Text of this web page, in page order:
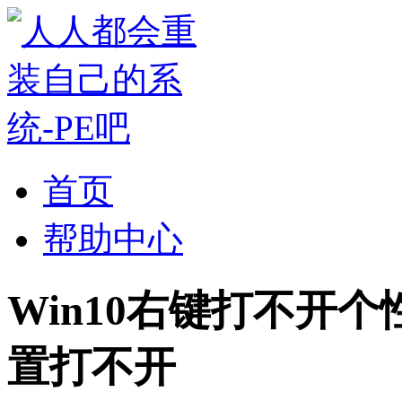
首页
帮助中心
Win10右键打不开个
置打不开